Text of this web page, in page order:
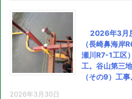
2026年3月
（長崎鼻海岸
瀬川R7-1工区
工。谷山第三
（その9）工事
2026年3月30日